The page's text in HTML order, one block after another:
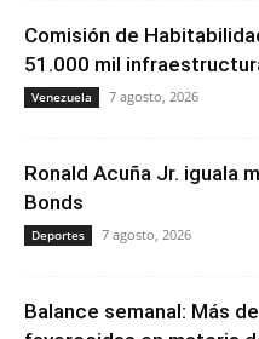
Comisión de
51.000 mil
Venezuela 7 agosto, 2026
Ronald Acuña Jr. iguala
Bonds
Deportes 7 agosto, 2026
Balance semanal: Más